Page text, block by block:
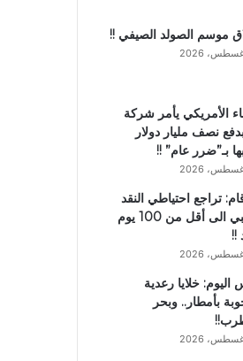
موسم الصولد الصيفي !!
الأمريكي يأمر شركة
نصف مليار دولار
بـ”ضرر عام” !!
تراجع احتياطي النقد
الأجنبي الى أقل من 100 يوم
!!
خلايا رعدية
بأمطار.. وبحر